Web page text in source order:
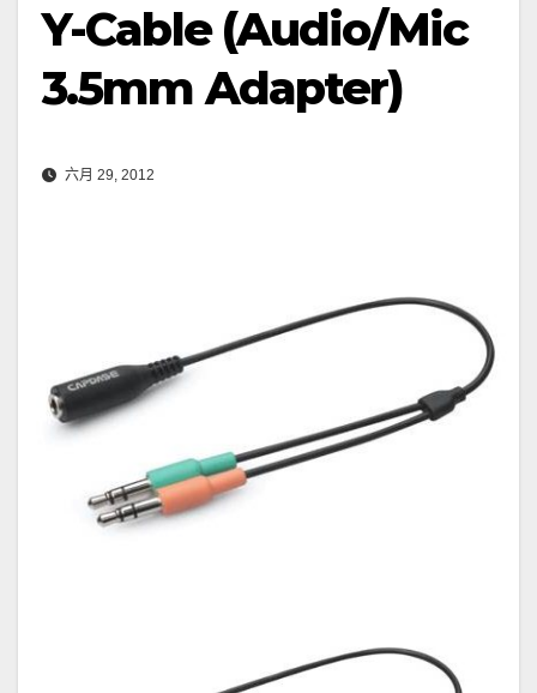
Y-Cable (Audio/Mic
3.5mm Adapter)
六月 29, 2012